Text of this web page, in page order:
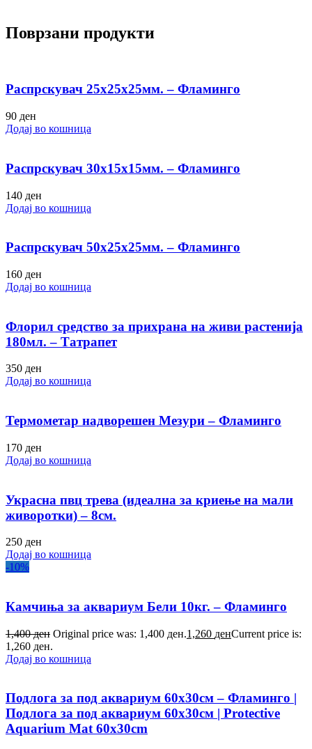
Поврзани продукти
Распрскувач 25х25х25мм. – Фламинго
90 ден
Додај во кошница
Распрскувач 30х15х15мм. – Фламинго
140 ден
Додај во кошница
Распрскувач 50х25х25мм. – Фламинго
160 ден
Додај во кошница
Флорил средство за прихрана на живи растенија
180мл. – Татрапет
350 ден
Додај во кошница
Термометар надворешен Мезури – Фламинго
170 ден
Додај во кошница
Украсна пвц трева (идеална за криење на мали
живоротки) – 8см.
250 ден
Додај во кошница
-10%
Камчиња за аквариум Бели 10кг. – Фламинго
1,400ден Original price was: 1,400 ден.1,260 денCurrent price is:
1,260 ден.
Додај во кошница
Подлога за под аквариум 60х30см – Фламинго |
Подлога за под аквариум 60х30см | Protective
Aquarium Mat 60x30cm